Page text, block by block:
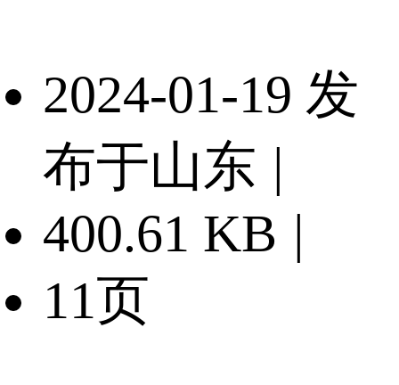
2024-01-19 发
布于山东 |
400.61 KB |
11页